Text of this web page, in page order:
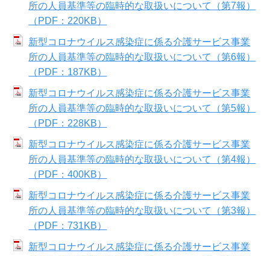
所の人員基準等の臨時的な取扱いについて（第7報）
（PDF：220KB）
新型コロナウイルス感染症に係る介護サービス事業
所の人員基準等の臨時的な取扱いについて（第6報）
（PDF：187KB）
新型コロナウイルス感染症に係る介護サービス事業
所の人員基準等の臨時的な取扱いについて（第5報）
（PDF：228KB）
新型コロナウイルス感染症に係る介護サービス事業
所の人員基準等の臨時的な取扱いについて（第4報）
（PDF：400KB）
新型コロナウイルス感染症に係る介護サービス事業
所の人員基準等の臨時的な取扱いについて（第3報）
（PDF：731KB）
新型コロナウイルス感染症に係る介護サービス事業